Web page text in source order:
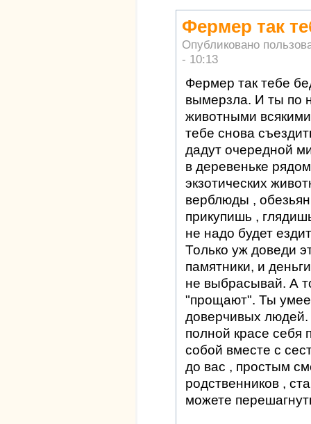
Фермер так
Опубликовано
- 10:13
Фермер так тебе
вымерзла. И ты по
животными
тебе снова
дадут очередной
в деревеньке
экзотических
верблюды ,
прикупишь ,
не надо будет
Только уж доведи
памятники, и
не выбрасывай. А
"прощают". Ты
доверчивых
полной красе себя
собой вместе с
до вас , простым
родственников ,
можете